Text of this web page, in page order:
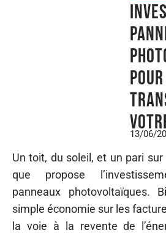
pour
13/06/
Un toit, du soleil, et un pari sur
que propose
panneaux photovoltaïques.
simple économie sur les
la voie à la revente de